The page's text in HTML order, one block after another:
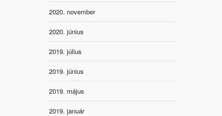
2020. november
2020. június
2019. július
2019. június
2019. május
2019. január